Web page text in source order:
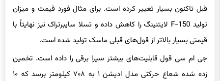
قبل تاکنون بسیار تغییر کرده است. برای مثال فورد قیمت و میزان
تولید F-150 لایتنینگ را کاهش داده و تسلا سایبرتراک نیز نهایتاً با
قیمتی بسیار بالاتر از قول‌های قبلی ماسک تولید شده است.
جی ام سی قول قابلیت‌های بیشتر سیرا برقی را داده است. تخمین
زده شده شعاع حرکتی مدل ادیشن ۱ به ۷۰۸ کیلومتر برسد که ۱۰